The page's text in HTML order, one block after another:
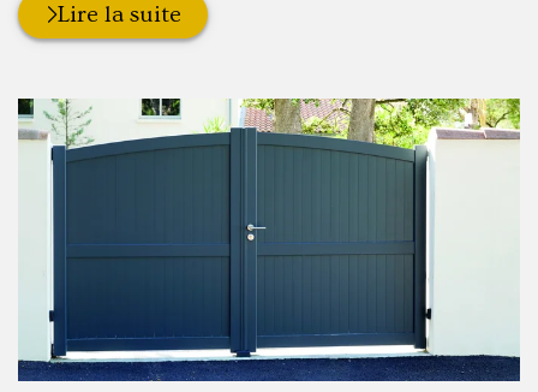
Lire la suite